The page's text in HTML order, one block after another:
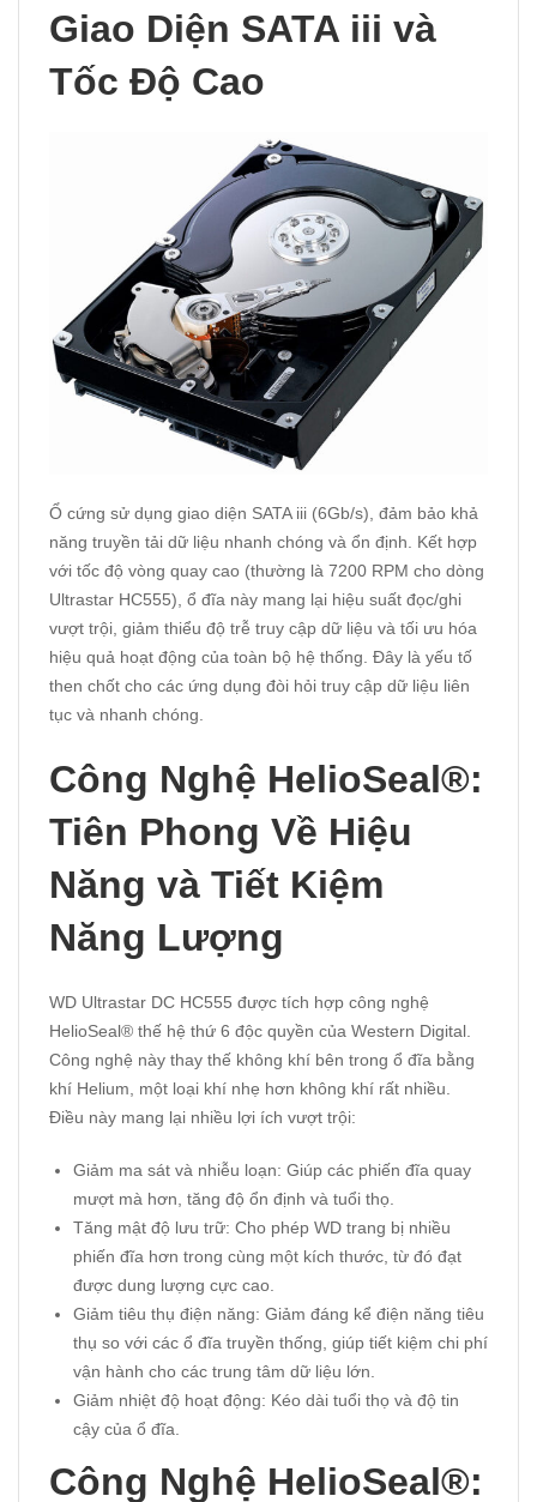
Giao Diện SATA iii và
Tốc Độ Cao
Ổ cứng sử dụng giao diện SATA iii (6Gb/s), đảm bảo khả
năng truyền tải dữ liệu nhanh chóng và ổn định. Kết hợp
với tốc độ vòng quay cao (thường là 7200 RPM cho dòng
Ultrastar HC555), ổ đĩa này mang lại hiệu suất đọc/ghi
vượt trội, giảm thiểu độ trễ truy cập dữ liệu và tối ưu hóa
hiệu quả hoạt động của toàn bộ hệ thống. Đây là yếu tố
then chốt cho các ứng dụng đòi hỏi truy cập dữ liệu liên
tục và nhanh chóng.
Công Nghệ HelioSeal®:
Tiên Phong Về Hiệu
Năng và Tiết Kiệm
Năng Lượng
WD Ultrastar DC HC555 được tích hợp công nghệ
HelioSeal® thế hệ thứ 6 độc quyền của Western Digital.
Công nghệ này thay thế không khí bên trong ổ đĩa bằng
khí Helium, một loại khí nhẹ hơn không khí rất nhiều.
Điều này mang lại nhiều lợi ích vượt trội:
Giảm ma sát và nhiễu loạn: Giúp các phiến đĩa quay
mượt mà hơn, tăng độ ổn định và tuổi thọ.
Tăng mật độ lưu trữ: Cho phép WD trang bị nhiều
phiến đĩa hơn trong cùng một kích thước, từ đó đạt
được dung lượng cực cao.
Giảm tiêu thụ điện năng: Giảm đáng kể điện năng tiêu
thụ so với các ổ đĩa truyền thống, giúp tiết kiệm chi phí
vận hành cho các trung tâm dữ liệu lớn.
Giảm nhiệt độ hoạt động: Kéo dài tuổi thọ và độ tin
cậy của ổ đĩa.
Công Nghệ HelioSeal®: